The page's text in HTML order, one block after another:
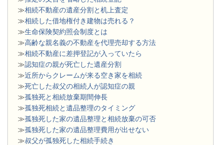
≫相続不動産の遺産分割と机上査定
≫相続した借地権付き建物は売れる？
≫生命保険契約照会制度とは
≫高齢な親名義の不動産を代理売却する方法
≫相続不動産に差押登記が入っていたら
≫認知症の親が死亡した遺産分割
≫近所からクレームが来る空き家を相続
≫死亡した叔父の相続人が認知症の親
≫孤独死と相続放棄期間伸長
≫孤独死相続と遺品整理のタイミング
≫孤独死した家の遺品整理と相続放棄の可否
≫孤独死した家の遺品整理費用が出せない
≫叔父が孤独死した相続手続き